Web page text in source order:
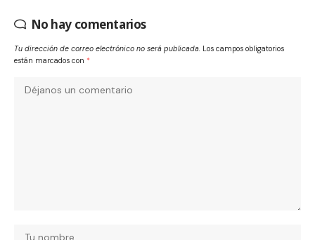
No hay comentarios
Tu dirección de correo electrónico no será publicada. Los campos obligatorios
están marcados con *